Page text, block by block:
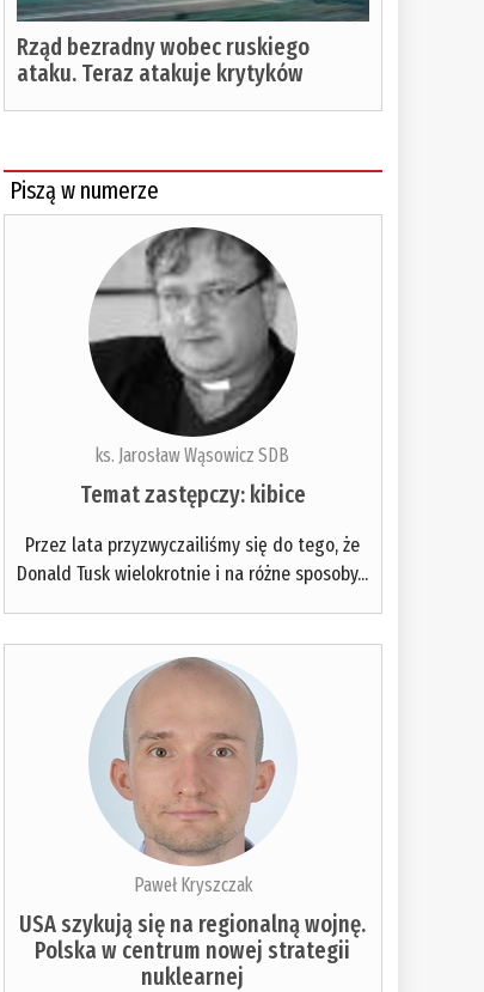
Rząd bezradny wobec ruskiego
ataku. Teraz atakuje krytyków
Piszą w numerze
ks. Jarosław Wąsowicz SDB
Temat zastępczy: kibice
Przez lata przyzwyczailiśmy się do tego, że
Donald Tusk wielokrotnie i na różne sposoby...
Paweł Kryszczak
USA szykują się na regionalną wojnę.
Polska w centrum nowej strategii
nuklearnej